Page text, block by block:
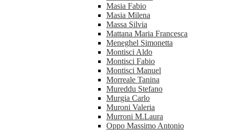
Masia Fabio
Masia Milena
Massa Silvia
Mattana Maria Francesca
Meneghel Simonetta
Montisci Aldo
Montisci Fabio
Montisci Manuel
Morreale Tanina
Mureddu Stefano
Murgia Carlo
Muroni Valeria
Murroni M.Laura
Oppo Massimo Antonio